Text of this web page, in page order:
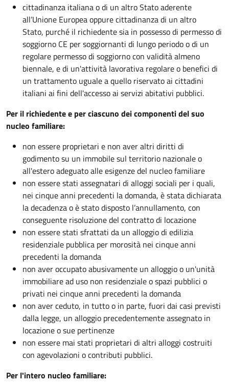
cittadinanza italiana o di un altro Stato aderente
all’Unione Europea oppure cittadinanza di un altro
Stato, purché il richiedente sia in possesso di permesso di
soggiorno CE per soggiornanti di lungo periodo o di un
regolare permesso di soggiorno con validità almeno
biennale, e di un'attività lavorativa regolare o benefici di
un trattamento uguale a quello riservato ai cittadini
italiani ai fini dell'accesso ai servizi abitativi pubblici.
Per il richiedente e per ciascuno dei componenti del suo
nucleo familiare:
non essere proprietari e non aver altri diritti di
godimento su un immobile sul territorio nazionale o
all'estero adeguato alle esigenze del nucleo familiare
non essere stati assegnatari di alloggi sociali per i quali,
nei cinque anni precedenti la domanda, è stata dichiarata
la decadenza o è stato disposto l’annullamento, con
conseguente risoluzione del contratto di locazione
non essere stati sfrattati da un alloggio di edilizia
residenziale pubblica per morosità nei cinque anni
precedenti la domanda
non aver occupato abusivamente un alloggio o un'unità
immobiliare ad uso non residenziale o spazi pubblici o
privati nei cinque anni precedenti la domanda
non aver ceduto, in tutto o in parte, fuori dai casi previsti
dalla legge, un alloggio precedentemente assegnato in
locazione o sue pertinenze
non essere mai stati proprietari di altri alloggi costruiti
con agevolazioni o contributi pubblici.
Per l'intero nucleo familiare: